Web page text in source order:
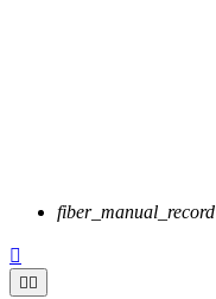
fiber_manual_record

 